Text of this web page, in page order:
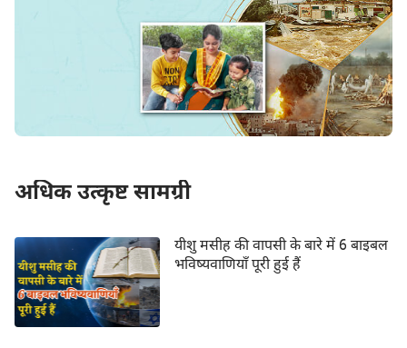
अधिक उत्कृष्ट सामग्री
यीशु मसीह की वापसी के बारे में 6 बाइबल
भविष्यवाणियाँ पूरी हुई हैं